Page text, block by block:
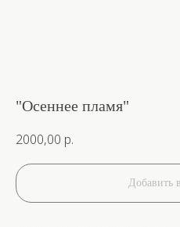
"Осеннее пламя"
2000,00 р.
Добавить